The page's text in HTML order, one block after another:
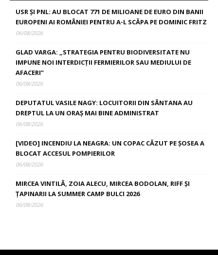
USR ȘI PNL: AU BLOCAT 771 DE MILIOANE DE EURO DIN BANII
EUROPENI AI ROMÂNIEI PENTRU A-L SCĂPA PE DOMINIC FRITZ
06/08/2026
GLAD VARGA: „STRATEGIA PENTRU BIODIVERSITATE NU
IMPUNE NOI INTERDICȚII FERMIERILOR SAU MEDIULUI DE
AFACERI”
06/08/2026
DEPUTATUL VASILE NAGY: LOCUITORII DIN SÂNTANA AU
DREPTUL LA UN ORAȘ MAI BINE ADMINISTRAT
06/08/2026
[VIDEO] INCENDIU LA NEAGRA: UN COPAC CĂZUT PE ȘOSEA A
BLOCAT ACCESUL POMPIERILOR
06/08/2026
MIRCEA VINTILĂ, ZOIA ALECU, MIRCEA BODOLAN, RIFF ȘI
ȚAPINARII LA SUMMER CAMP BULCI 2026
06/08/2026